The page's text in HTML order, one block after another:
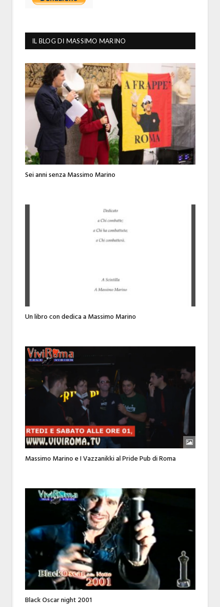
IL BLOG DI MASSIMO MARINO
Sei anni senza Massimo Marino
Un libro con dedica a Massimo Marino
Massimo Marino e I Vazzanikki al Pride Pub di Roma
Black Oscar night 2001